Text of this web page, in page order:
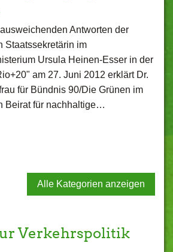
Antworten der
Staatssekretärin im
Ursula Heinen-Esser in der
am 27. Juni 2012 erklärt Dr.
für Bündnis 90/Die Grünen im
Beirat für nachhaltige…
Alle Kategorien anzeigen
Verkehrspolitik